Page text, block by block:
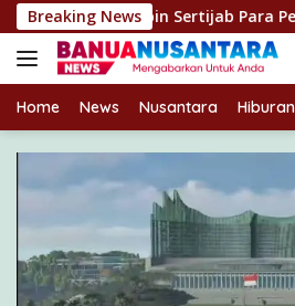
Langsung
ke
konten
Breaking News
Sertijab Para Pejabat
Home News Nusantara Hiburan